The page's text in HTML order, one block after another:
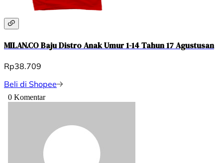
MILAN.CO Baju Distro Anak Umur 1-14 Tahun 17 Agustusan
Rp38.709
Beli di Shopee